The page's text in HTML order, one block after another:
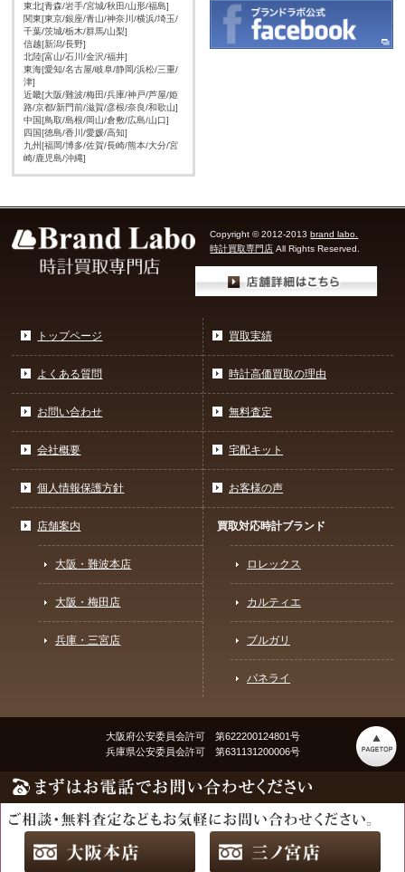
東北[青森/岩手/宮城/秋田/山形/福島]
関東[東京/銀座/青山/神奈川/横浜/埼玉/
千葉/茨城/栃木/群馬/山梨]
信越[新潟/長野]
北陸[富山/石川/金沢/福井]
東海[愛知/名古屋/岐阜/静岡/浜松/三重/
津]
近畿[大阪/難波/梅田/兵庫/神戸/芦屋/姫
路/京都/新門前/滋賀/彦根/奈良/和歌山]
中国[鳥取/島根/岡山/倉敷/広島/山口]
四国[徳島/香川/愛媛/高知]
九州[福岡/博多/佐賀/長崎/熊本/大分/宮
崎/鹿児島/沖縄]
Copyright © 2012-2013brand labo.
時計買取専門店 All Rights Reserved.
トップページ
よくある質問
お問い合わせ
会社概要
個人情報保護方針
買取実績
時計高価買取の理由
無料査定
宅配キット
お客様の声
店舗案内
大阪・難波本店
大阪・梅田店
兵庫・三宮店
買取対応時計ブランド
ロレックス
カルティエ
ブルガリ
パネライ
大阪府公安委員会許可 第622200124801号
兵庫県公安委員会許可 第631131200006号